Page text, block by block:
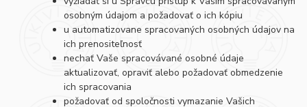
osobným údajom a požadovať o ich kópiu
u automatizovane spracovaných osobných údajov na
ich prenositeľnosť
nechať Vaše spracovávané osobné údaje
aktualizovať, opraviť alebo požadovať obmedzenie
ich spracovania
požadovať od spoločnosti vymazanie Vašich